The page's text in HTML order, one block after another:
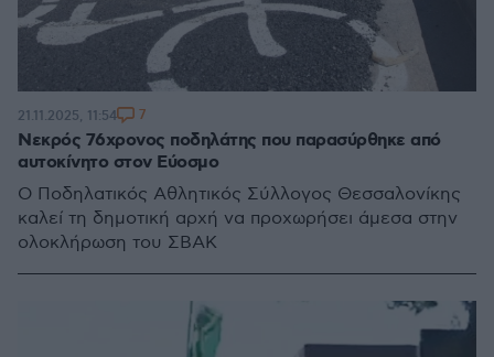
Νεκρός 76χρονος ποδηλάτης που παρασύρθηκε από
αυτοκίνητο στον Εύοσμο
Ο Ποδηλατικός Αθλητικός Σύλλογος Θεσσαλονίκης
καλεί τη δημοτική αρχή να προχωρήσει άμεσα στην
ολοκλήρωση του ΣΒΑΚ
21.11.2025, 11:54 7